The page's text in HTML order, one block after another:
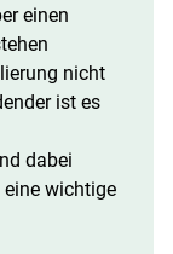
einen
nicht
ist es
dabei
wichtige